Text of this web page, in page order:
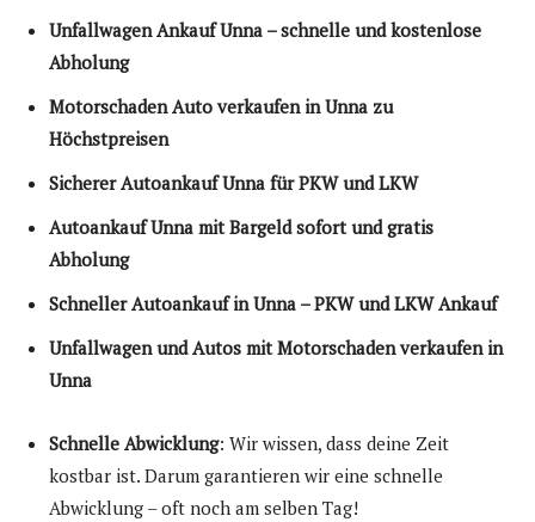
Unfallwagen Ankauf Unna – schnelle und kostenlose
Abholung
Motorschaden Auto verkaufen in Unna zu
Höchstpreisen
Sicherer Autoankauf Unna für PKW und LKW
Autoankauf Unna mit Bargeld sofort und gratis
Abholung
Schneller Autoankauf in Unna – PKW und LKW Ankauf
Unfallwagen und Autos mit Motorschaden verkaufen in
Unna
Schnelle Abwicklung: Wir wissen, dass deine Zeit
kostbar ist. Darum garantieren wir eine schnelle
Abwicklung – oft noch am selben Tag!